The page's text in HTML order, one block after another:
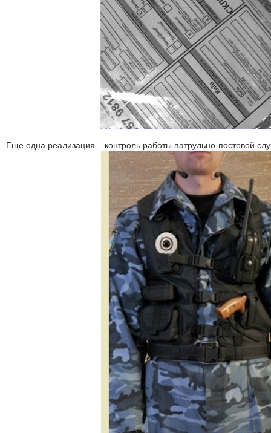
Еще одна реализация – контроль работы патрульно-постовой